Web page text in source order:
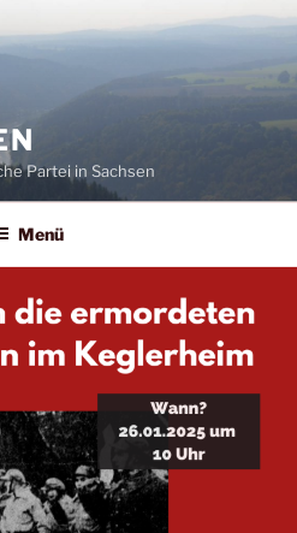
Partei in Sachsen
Menü